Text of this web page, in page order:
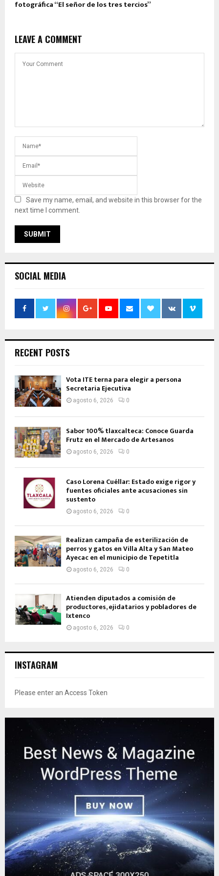
fotográfica “El señor de los tres tercios”
LEAVE A COMMENT
Save my name, email, and website in this browser for the
next time I comment.
SOCIAL MEDIA
RECENT POSTS
Vota ITE terna para elegir a persona
Secretaria Ejecutiva
agosto 6, 2026 0
Sabor 100% tlaxcalteca: Conoce Guarda
Frutz en el Mercado de Artesanos
agosto 6, 2026 0
Caso Lorena Cuéllar: Estado exige rigor y
fuentes oficiales ante acusaciones sin
sustento
agosto 6, 2026 0
Realizan campaña de esterilización de
perros y gatos en Villa Alta y San Mateo
Ayecac en el municipio de Tepetitla
agosto 6, 2026 0
Atienden diputados a comisión de
productores, ejidatarios y pobladores de
Ixtenco
agosto 6, 2026 0
INSTAGRAM
Please enter an Access Token